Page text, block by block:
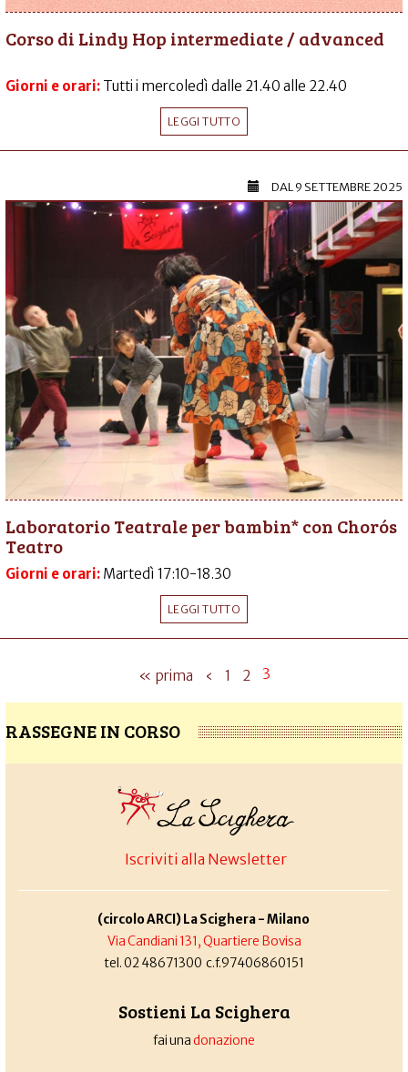
Corso di Lindy Hop intermediate / advanced
Giorni e orari: Tutti i mercoledì dalle 21.40 alle 22.40
LEGGI TUTTO
DAL9 SETTEMBRE 2025
Laboratorio Teatrale per bambin* con Chorós
Teatro
Giorni e orari: Martedì 17:10-18.30
LEGGI TUTTO
« prima ‹ 1 2 3
RASSEGNE IN CORSO
Iscriviti alla Newsletter
(circolo ARCI) La Scighera - Milano
Via Candiani 131, Quartiere Bovisa
tel. 02 48671300 c.f.97406860151
Sostieni La Scighera
fai unadonazione